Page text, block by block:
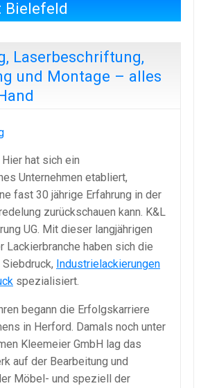
Bielefeld
Laserbeschriftung,
und Montage – alles
hat sich ein
Unternehmen etabliert,
fast 30 jährige Erfahrung in der
zurückschauen kann. K&L
UG. Mit dieser langjährigen
Lackierbranche haben sich die
Industrielackierungen
spezialisiert.
begann die Erfolgskarriere
in Herford. Damals noch unter
Kleemeier GmbH lag das
auf der Bearbeitung und
Möbel- und speziell der